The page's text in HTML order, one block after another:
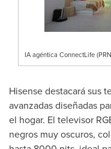
IA agéntica ConnectLife
Hisense destacará sus
avanzadas diseñadas
el hogar. El televisor
negros muy oscuros,